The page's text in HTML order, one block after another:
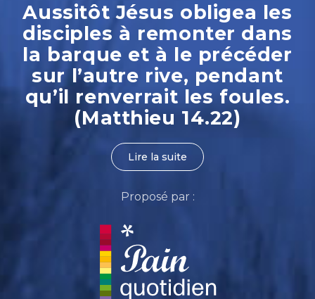
Aussitôt Jésus obligea les
disciples à remonter dans
la barque et à le précéder
sur l’autre rive, pendant
qu’il renverrait les foules.
(Matthieu 14.22)
Lire la suite
Proposé par :